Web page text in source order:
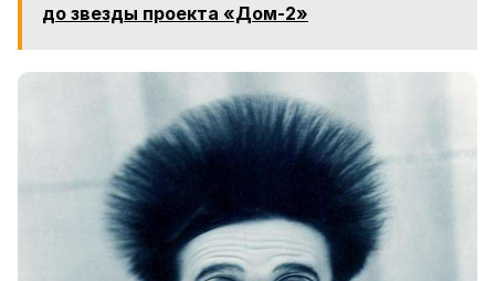
до звезды проекта «Дом-2»